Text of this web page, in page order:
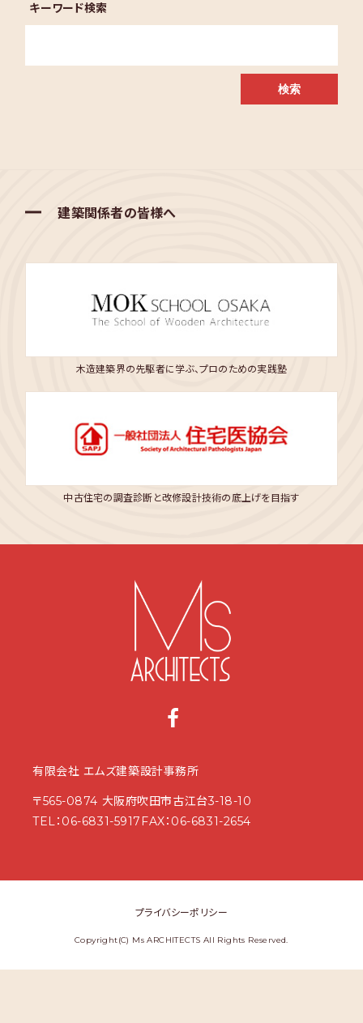
キーワード検索
建築関係者の皆様へ
木造建築界の先駆者に学ぶ、プロのための実践塾
中古住宅の調査診断と改修設計技術の底上げを目指す
有限会社 エムズ建築設計事務所
〒565-0874 大阪府吹田市古江台3-18-10
TEL： 06-6831-5917 FAX：06-6831-2654
プライバシーポリシー
Copyright(C) Ms ARCHITECTS All Rights Reserved.